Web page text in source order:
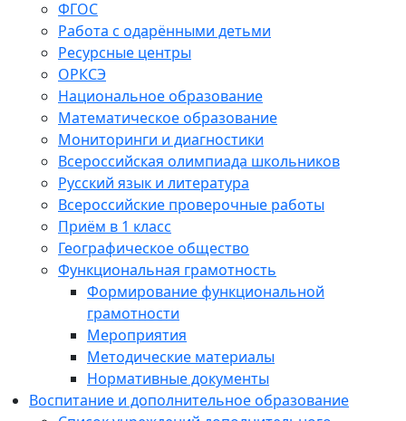
ФГОС
Работа с одарёнными детьми
Ресурсные центры
ОРКСЭ
Национальное образование
Математическое образование
Мониторинги и диагностики
Всероссийская олимпиада школьников
Русский язык и литература
Всероссийские проверочные работы
Приём в 1 класс
Географическое общество
Функциональная грамотность
Формирование функциональной
грамотности
Мероприятия
Методические материалы
Нормативные документы
Воспитание и дополнительное образование